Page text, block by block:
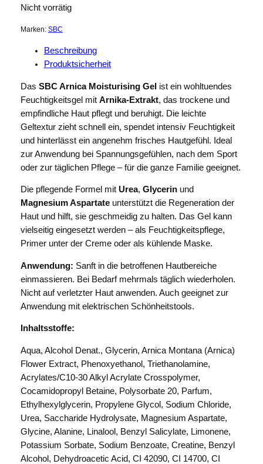
Nicht vorrätig
Marken: SBC
Beschreibung
Produktsicherheit
Das SBC Arnica Moisturising Gelist ein wohltuendes
Feuchtigkeitsgel mit Arnika-Extrakt, das trockene und
empfindliche Haut pflegt und beruhigt. Die leichte
Geltextur zieht schnell ein, spendet intensiv Feuchtigkeit
und hinterlässt ein angenehm frisches Hautgefühl. Ideal
zur Anwendung bei Spannungsgefühlen, nach dem Sport
oder zur täglichen Pflege – für die ganze Familie geeignet.
Die pflegende Formel mit Urea, Glycerinund
Magnesium Aspartateunterstützt die Regeneration der
Haut und hilft, sie geschmeidig zu halten. Das Gel kann
vielseitig eingesetzt werden – als Feuchtigkeitspflege,
Primer unter der Creme oder als kühlende Maske.
Anwendung: Sanft in die betroffenen Hautbereiche
einmassieren. Bei Bedarf mehrmals täglich wiederholen.
Nicht auf verletzter Haut anwenden. Auch geeignet zur
Anwendung mit elektrischen Schönheitstools.
Inhaltsstoffe:
Aqua, Alcohol Denat., Glycerin, Arnica Montana (Arnica)
Flower Extract, Phenoxyethanol, Triethanolamine,
Acrylates/C10-30 Alkyl Acrylate Crosspolymer,
Cocamidopropyl Betaine, Polysorbate 20, Parfum,
Ethylhexylglycerin, Propylene Glycol, Sodium Chloride,
Urea, Saccharide Hydrolysate, Magnesium Aspartate,
Glycine, Alanine, Linalool, Benzyl Salicylate, Limonene,
Potassium Sorbate, Sodium Benzoate, Creatine, Benzyl
Alcohol, Dehydroacetic Acid, CI 42090, CI 14700, CI